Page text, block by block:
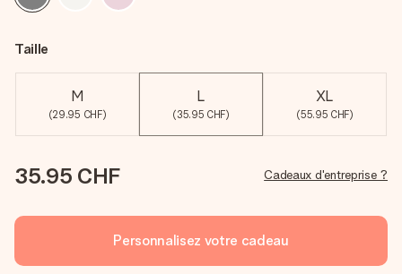
Taille
M
(29.95 CHF)
L
(35.95 CHF)
XL
(55.95 CHF)
35.95 CHF Cadeaux d'entreprise ?
Personnalisez votre cadeau